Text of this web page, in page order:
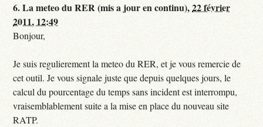
6.La meteo du RER (mis a jour en continu),22 février
2011, 12:49
Bonjour,
Je suis regulierement la meteo du RER, et je vous remercie de
cet outil. Je vous signale juste que depuis quelques jours, le
calcul du pourcentage du temps sans incident est interrompu,
vraisemblablement suite a la mise en place du nouveau site
RATP.